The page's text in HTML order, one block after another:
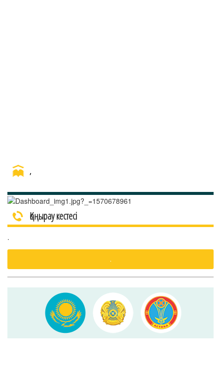
,
Қоңырау кестесі
.
.